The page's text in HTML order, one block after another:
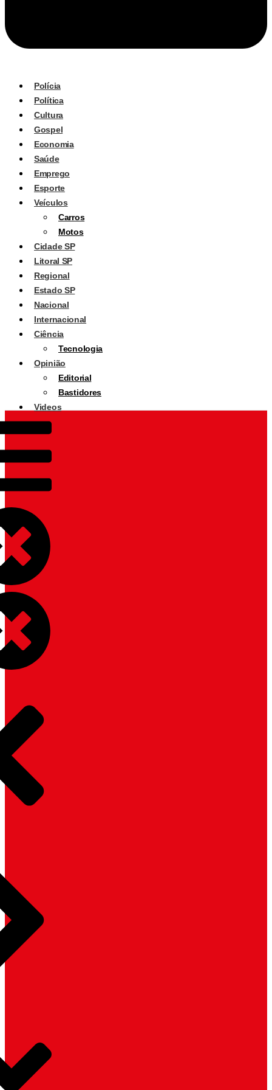
Polícia
Política
Cultura
Gospel
Economia
Saúde
Emprego
Esporte
Veículos
Carros
Motos
Cidade SP
Litoral SP
Regional
Estado SP
Nacional
Internacional
Ciência
Tecnologia
Opinião
Editorial
Bastidores
Videos